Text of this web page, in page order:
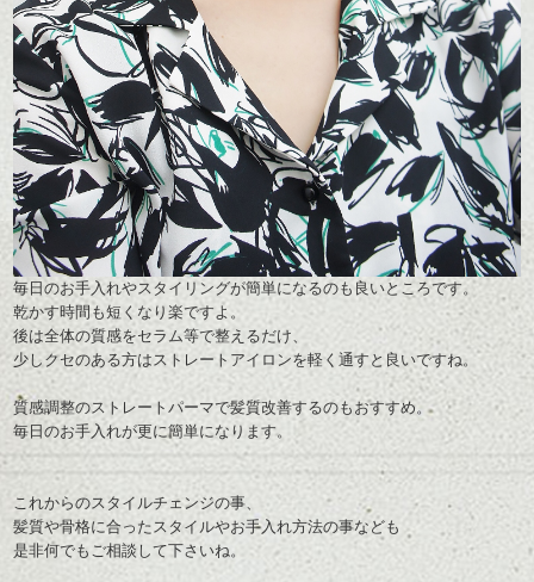
毎日のお手入れやスタイリングが簡単になるのも良いところです。
乾かす時間も短くなり楽ですよ。
後は全体の質感をセラム等で整えるだけ、
少しクセのある方はストレートアイロンを軽く通すと良いですね。
質感調整のストレートパーマで髪質改善するのもおすすめ。
毎日のお手入れが更に簡単になります。
これからのスタイルチェンジの事、
髪質や骨格に合ったスタイルやお手入れ方法の事なども
是非何でもご相談して下さいね。